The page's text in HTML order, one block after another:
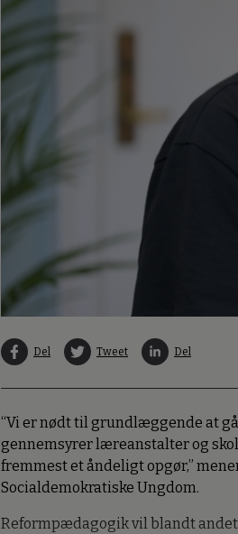
Del Tweet Del
“Vi er nødt til grundlæggende at
gennemsyrer læreanstalter og
fremmest et åndeligt opgør,”
Socialdemokratiske Ungdom.
Reformpædagogik vil blandt